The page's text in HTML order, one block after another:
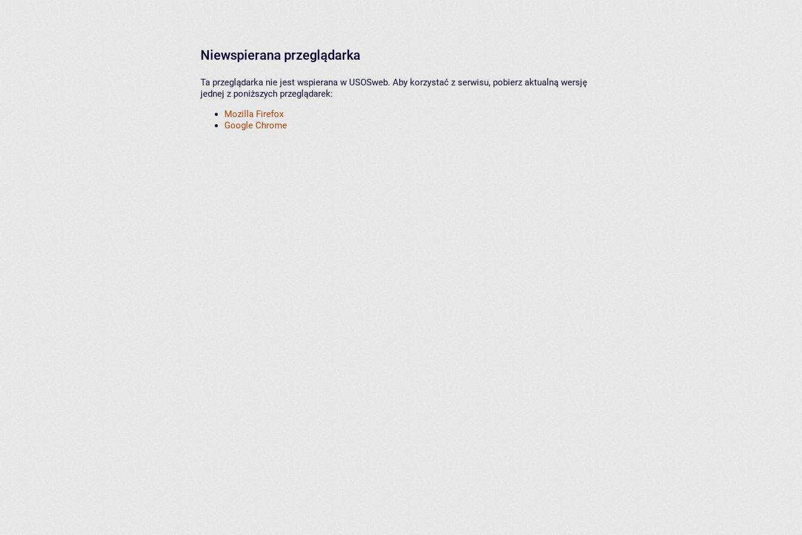
Niewspierana przeglądarka
Ta przeglądarka nie jest wspierana w USOSweb. Aby korzystać z serwisu, pobierz aktualną wersję
jednej z poniższych przeglądarek:
Mozilla Firefox
Google Chrome